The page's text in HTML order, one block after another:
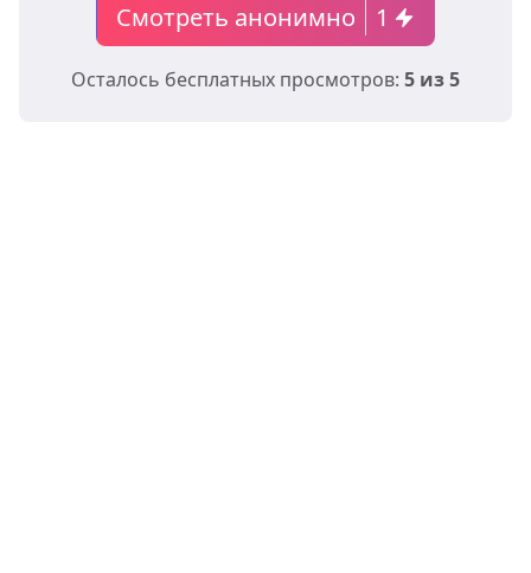
Смотреть анонимно 1
Осталось бесплатных просмотров: 5 из 5